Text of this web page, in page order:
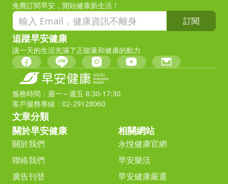
免費訂閱早安，開始健康新生活！
訂閱
追蹤早安健康
讓一天的生活充滿了正能量和健康的動力
服務時間：週一～週五 8:30-17:30
客戶服務專線：02-29128060
文章分類
關於早安健康
關於我們
聯絡我們
廣告刊登
相關網站
永悅健康官網
早安樂活
早安健康嚴選